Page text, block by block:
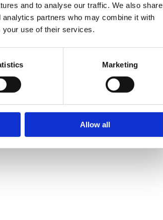
and to analyse our traffic. We also share
partners who may combine it with
your use of their services.
Marketing
Allow all